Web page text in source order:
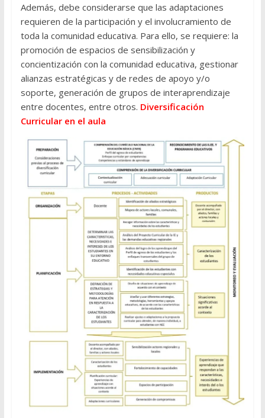
Además, debe considerarse que las adaptaciones
requieren de la participación y el involucramiento de
toda la comunidad educativa. Para ello, se requiere: la
promoción de espacios de sensibilización y
concientización con la comunidad educativa, gestionar
alianzas estratégicas y de redes de apoyo y/o
soporte, generación de grupos de interaprendizaje
entre docentes, entre otros. Diversificación
Curricular en el aula